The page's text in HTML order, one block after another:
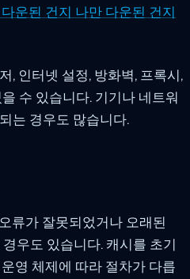
운된 건지 나만 다운된 건지
, 인터넷 설정, 방화벽, 프록시,
수 있습니다. 기기나 네트워
는 경우도 많습니다.
류가 잘못되었거나 오래된
우도 있습니다. 캐시를 초기
영 체제에 따라 절차가 다릅